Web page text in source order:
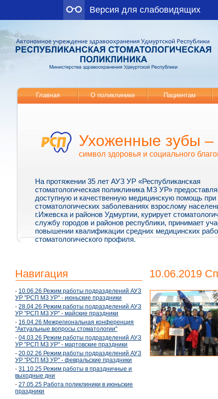
Версия для слабовидящих
Главная О поликлинике Пациентам
Ухоженные зубы –
символ здоровья и социального
На протяжении 35 лет АУЗ УР «Республиканская
стоматологическая поликлиника МЗ УР»
доступную и качественную медицинскую помощь при
стоматологических заболеваниях взрослому
г.Ижевска и районов Удмуртии, курирует
службу городов и районов республики, принимает
повышении квалификации средних медицинских
стоматологического профиля.
Навигация
- 10.06.26 Режим работы подразделений АУЗ
УР "РСП МЗ УР" - июньские праздники
-28.04.26 Режим работы подразделений АУЗ
УР "РСП МЗ УР" - майские праздники
- 16.04.26 Межрегиональная конференция
"Актуальные вопросы стоматологии"
-04.03.26 Режим работы подразделений АУЗ
УР "РСП МЗ УР" - мартовские праздники
-20.02.26 Режим работы подразделений АУЗ
УР "РСП МЗ УР" - февральские праздники
-31.10.25 Режим работы в праздничные и
выходные дни
-27.05.25 Работа поликлиники в июньские
праздники
10.06.2019